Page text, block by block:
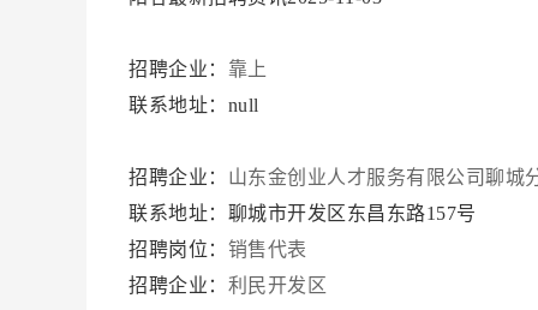
招聘企业： 靠上
联系地址：null
招聘企业： 山东金创业人才服务有限公司聊城
联系地址：聊城市开发区东昌东路157号
招聘岗位： 销售代表
招聘企业： 利民开发区